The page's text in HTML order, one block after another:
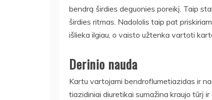
bendrą širdies deguonies poreikį. Taip
širdies ritmas. Nadololis taip pat
išlieka ilgiau, o vaisto užtenka vartoti
Derinio nauda
Kartu vartojami bendroflumetiazidas ir
tiazidiniai diuretikai sumažina kraujo tūrį